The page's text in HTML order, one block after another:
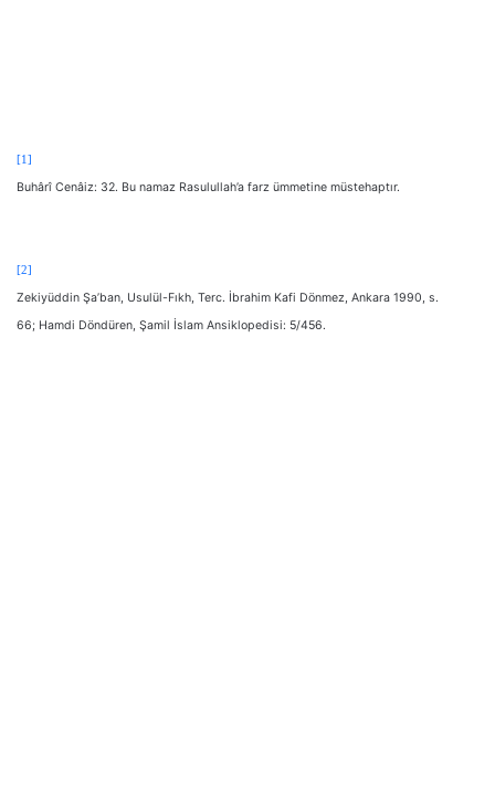
[1]
Buhârî Cenâiz: 32. Bu namaz Rasulullah’a farz ümmetine müstehaptır.
[2]
Zekiyüddin Şa’ban, Usulül-Fıkh, Terc. İbrahim Kafi Dönmez, Ankara 1990, s.
66; Hamdi Döndüren, Şamil İslam Ansiklopedisi: 5/456.